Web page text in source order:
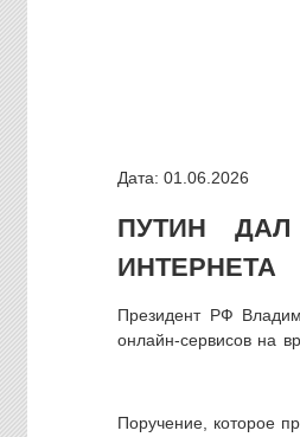
Дата: 01.06.2026
ПУТИН
ИНТЕРНЕТА
Президент РФ
онлайн-сервисов на
Поручение, которое